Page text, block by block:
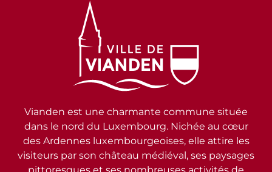
Vianden est une charmante commune située
dans le nord du Luxembourg. Nichée au cœur
des Ardennes luxembourgeoises, elle attire les
visiteurs par son château médiéval, ses paysages